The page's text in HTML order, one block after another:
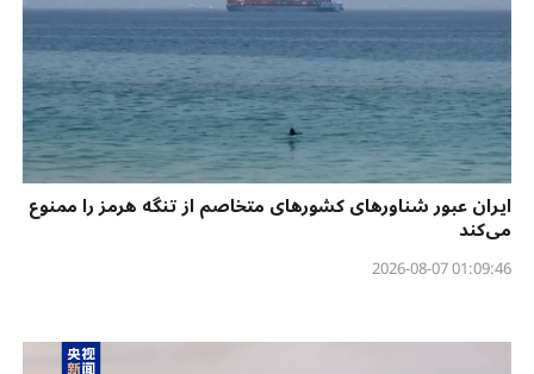
ایران عبور شناورهای کشورهای متخاصم از تنگه هرمز را ممنوع
می‌کند
01:09:46 2026-08-07